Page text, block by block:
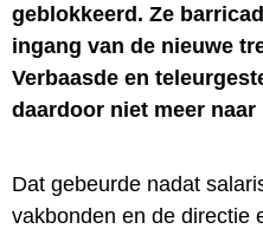
geblokkeerd. Ze
ingang van de nieuwe
Verbaasde en
daardoor niet meer naar
Dat gebeurde nadat
vakbonden en de directie